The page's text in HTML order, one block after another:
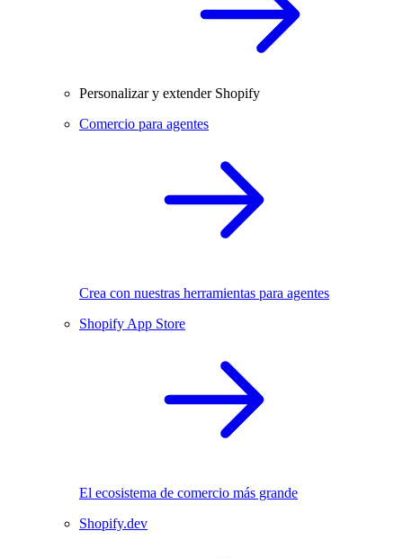
Personalizar y extender Shopify
Comercio para agentes
Crea con nuestras herramientas para agentes
Shopify App Store
El ecosistema de comercio más grande
Shopify.dev